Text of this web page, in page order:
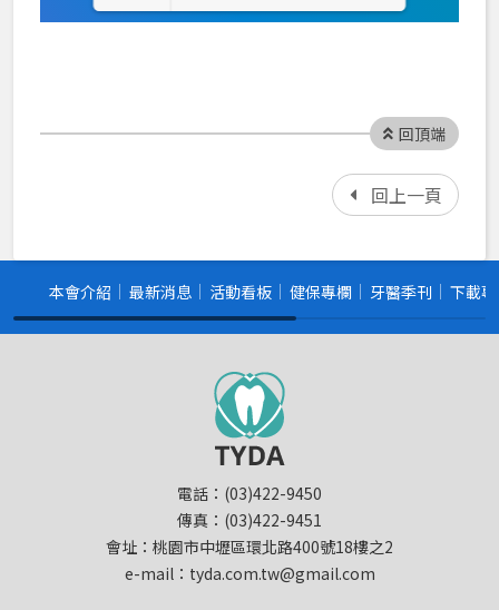
回頂端
回上一頁
本會介紹 最新消息 活動看板 健保專欄 牙醫季刊 下載
電話：(03)422-9450
傳真：(03)422-9451
會址：桃園市中壢區環北路400號18樓之2
e-mail：tyda.com.tw@gmail.com